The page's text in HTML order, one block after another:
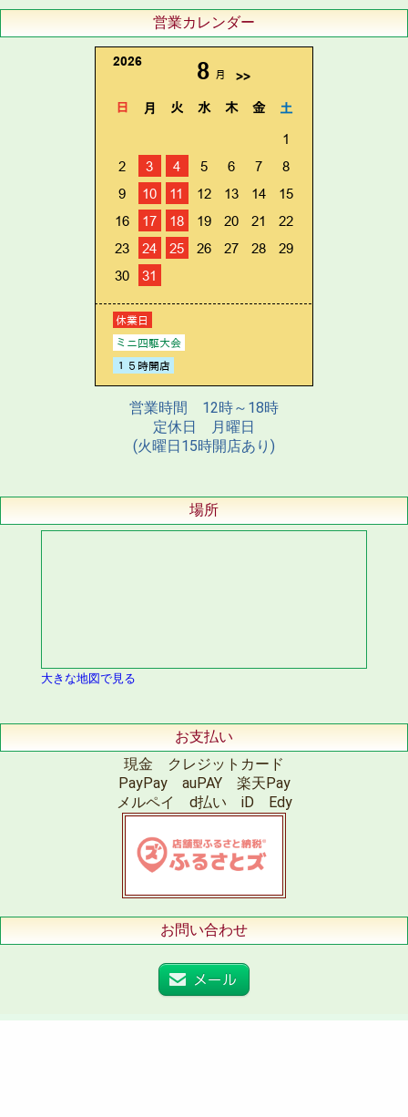
営業カレンダー
営業時間 12時～18時
定休日 月曜日
(火曜日15時開店あり)
場所
大きな地図で見る
お支払い
現金 クレジットカード
PayPay auPAY 楽天Pay
メルペイ d払い iD Edy
お問い合わせ
メール